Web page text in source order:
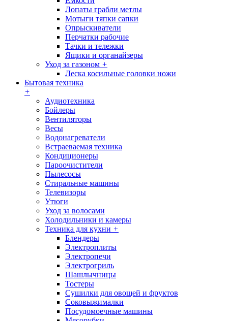
Лопаты грабли метлы
Мотыги тяпки сапки
Опрыскиватели
Перчатки рабочие
Тачки и тележки
Ящики и органайзеры
Уход за газоном +
Леска косильные головки ножи
Бытовая техника
+
Аудиотехника
Бойлеры
Вентиляторы
Весы
Водонагреватели
Встраеваемая техника
Кондиционеры
Пароочистители
Пылесосы
Стиральные машины
Телевизоры
Утюги
Уход за волосами
Холодильники и камеры
Техника для кухни +
Блендеры
Электроплиты
Электропечи
Электрогриль
Шашлычницы
Тостеры
Сушилки для овощей и фруктов
Соковыжималки
Посудомоечные машины